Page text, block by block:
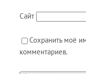
Сайт
Сохранить моё
комментариев.